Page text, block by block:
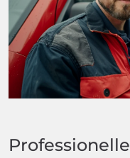
Professionelle